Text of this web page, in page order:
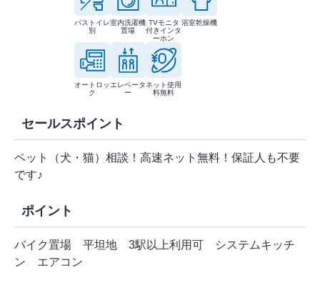
バストイレ
別
室内洗濯機
置場
TVモニタ
付きインタ
ーホン
浴室乾燥機
オートロッ
ク
エレベータ
ー
ネット使用
料無料
セールスポイント
ペット（犬・猫）相談！高速ネット無料！保証人も不要
です♪
ポイント
バイク置場 平坦地 3駅以上利用可
システムキッチ
ン
エアコン